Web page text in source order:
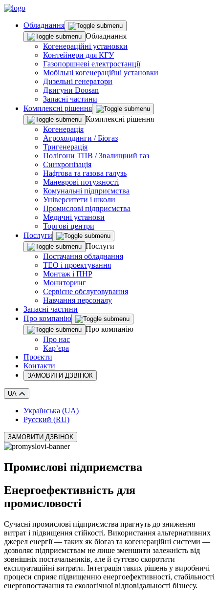
Обладнання
Обладнання
Когенераційні установки
Контейнери для КГУ
Газопоршневі електростанції
Мобільні когенераційні установки
Дизельні генератори
Двигуни Doosan
Запасні частини
Комплекснi рiшення
Комплекснi рiшення
Когенерація
Агрохолдинги / Біогаз
Тригенерація
Полігони ТПВ / Звалищний газ
Синхронізація
Нафтова та газова галузь
Маневрові потужності
Комунальні підприємства
Університети і школи
Промислові підприємства
Медичні установи
Торгові центри
Послуги
Послуги
Постачання обладнання
ТЕО і проектування
Монтаж і ПНР
Мониторинг
Сервісне обслуговування
Навчання персоналу
Запасні частини
Про компанію
Про компанію
Про нас
Кар’єра
Проєкти
Контакти
ЗАМОВИТИ ДЗВІНОК
UA
Українська (UA)
Русский (RU)
ЗАМОВИТИ ДЗВІНОК
Промислові підприємства
Енергоефективність для
промисловості
Сучасні промислові підприємства прагнуть до зниження
витрат і підвищення стійкості. Використання альтернативних
джерел енергії — таких як біогаз та когенераційні системи —
дозволяє підприємствам не лише зменшити залежність від
зовнішніх постачальників, але й суттєво скоротити
експлуатаційні витрати. Інтеграція таких рішень у виробничі
процеси сприяє підвищенню енергоефективності, стабільності
енергопостачання та екологічної відповідальності бізнесу.